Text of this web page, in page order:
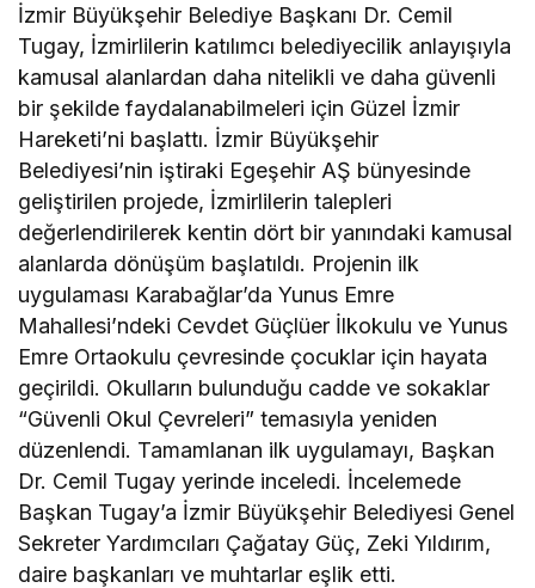
İzmir Büyükşehir Belediye Başkanı Dr. Cemil
Tugay, İzmirlilerin katılımcı belediyecilik anlayışıyla
kamusal alanlardan daha nitelikli ve daha güvenli
bir şekilde faydalanabilmeleri için Güzel İzmir
Hareketi’ni başlattı. İzmir Büyükşehir
Belediyesi’nin iştiraki Egeşehir AŞ bünyesinde
geliştirilen projede, İzmirlilerin talepleri
değerlendirilerek kentin dört bir yanındaki kamusal
alanlarda dönüşüm başlatıldı. Projenin ilk
uygulaması Karabağlar’da Yunus Emre
Mahallesi’ndeki Cevdet Güçlüer İlkokulu ve Yunus
Emre Ortaokulu çevresinde çocuklar için hayata
geçirildi. Okulların bulunduğu cadde ve sokaklar
“Güvenli Okul Çevreleri” temasıyla yeniden
düzenlendi. Tamamlanan ilk uygulamayı, Başkan
Dr. Cemil Tugay yerinde inceledi. İncelemede
Başkan Tugay’a İzmir Büyükşehir Belediyesi Genel
Sekreter Yardımcıları Çağatay Güç, Zeki Yıldırım,
daire başkanları ve muhtarlar eşlik etti.